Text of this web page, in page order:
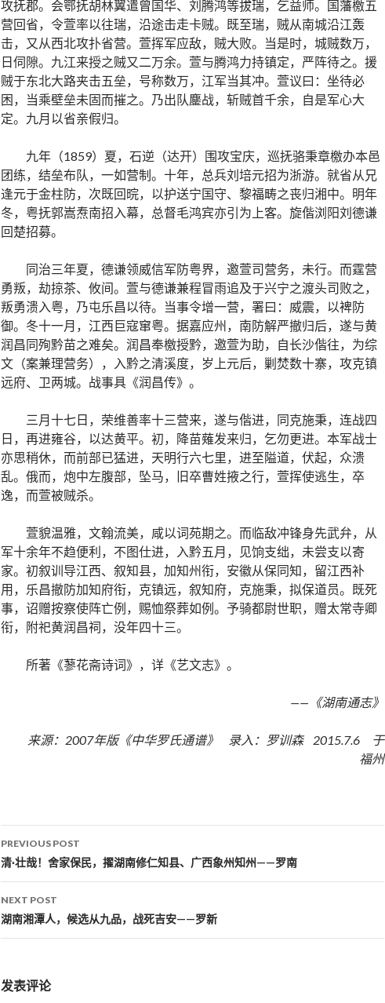
攻抚郡。会鄂抚胡林翼遣曾国华、刘腾鸿等拔瑞，乞益师。国藩檄五
营回省，令萱率以往瑞，沿途击走卡贼。既至瑞，贼从南城沿江轰
击，又从西北攻扑省营。萱挥军应敌，贼大败。当是时，城贼数万，
日伺隙。九江来授之贼又二万余。萱与腾鸿力持镇定，严阵待之。援
贼于东北大路夹击五垒，号称数万，江军当其冲。萱议曰：坐待必
困，当乘壁垒未固而摧之。乃出队鏖战，斩贼首千余，自是军心大
定。九月以省亲假归。
九年（1859）夏，石逆（达开）围攻宝庆，巡抚骆秉章檄办本邑
团练，结垒布队，一如营制。十年，总兵刘培元招为浙游。就省从兄
逢元于金柱防，次既回晥，以护送宁国守、黎福畴之丧归湘中。明年
冬，粤抚郭嵩焘南招入幕，总督毛鸿宾亦引为上客。旋偕浏阳刘德谦
回楚招募。
同治三年夏，德谦领威信军防粤界，邀萱司营务，未行。而霆营
勇叛，劫掠茶、攸间。萱与德谦兼程冒雨追及于兴宁之渡头司败之，
叛勇溃入粤，乃屯乐昌以待。当事令增一营，署曰：威震，以裨防
御。冬十一月，江西巨寇窜粤。据嘉应州，南防解严撤归后，遂与黄
润昌同殉黔苗之难矣。润昌奉檄授黔，邀萱为助，自长沙偕往，为综
文（案兼理营务），入黔之清溪度，岁上元后，剿焚数十寨，攻克镇
远府、卫两城。战事具《润昌传》。
三月十七日，荣维善率十三营来，遂与偕进，同克施秉，连战四
日，再进雍谷，以达黄平。初，降苗薙发来归，乞勿更进。本军战士
亦思稍休，而前部已猛进，天明行六七里，进至隘道，伏起，众溃
乱。俄而，炮中左腹部，坠马，旧卒曹姓掖之行，萱挥使逃生，卒
逸，而萱被贼杀。
萱貌温雅，文翰流美，咸以词苑期之。而临敌冲锋身先武弁，从
军十余年不趋便利，不图仕进，入黔五月，见饷支绌，未尝支以寄
家。初叙训导江西、叙知县，加知州衔，安徽从保同知，留江西补
用，乐昌撤防加知府衔，克镇远，叙知府，克施秉，拟保道员。既死
事，诏赠按察使阵亡例，赐恤祭葬如例。予骑都尉世职，赠太常寺卿
衔，附祀黄润昌祠，没年四十三。
所著《蓼花斋诗词》，详《艺文志》。
——《湖南通志》
来源：2007年版《中华罗氏通谱》 录入：罗训森 2015.7.6 于
福州
Post navigation
PREVIOUS POST
清·壮哉！舍家保民，擢湖南修仁知县、广西象州知州——罗南
NEXT POST
湖南湘潭人，候选从九品，战死吉安——罗新
发表评论